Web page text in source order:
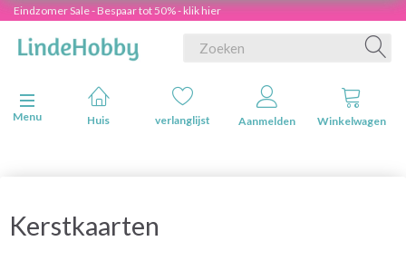
Eindzomer Sale - Bespaar tot 50% - klik hier
Navigatie in-/uitschakelen
Menu
Huis verlanglijst Aanmelden Winkelwagen
Kerstkaarten